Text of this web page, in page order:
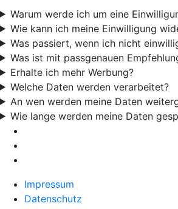
Warum werde ich um eine
Wie kann ich meine Einwilligung
Was passiert, wenn ich nicht
Was ist mit passgenauen
Erhalte ich mehr Werbung?
Welche Daten werden verarbeitet?
An wen werden meine Daten
Wie lange werden meine Daten
Impressum
Datenschutz